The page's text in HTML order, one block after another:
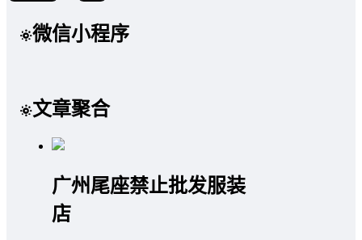
微信小程序
文章聚合
广州尾座禁止批发服装
店